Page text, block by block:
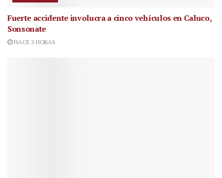
Fuerte accidente involucra a cinco vehículos en Caluco,
Sonsonate
HACE 3 HORAS